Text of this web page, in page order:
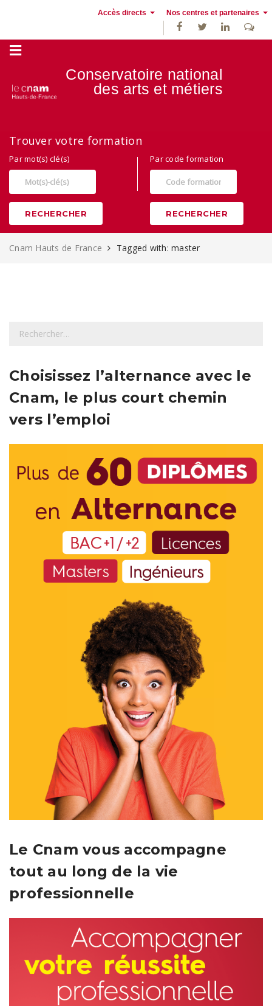
Accès directs Nos centres et partenaires
France
Conservatoire national
des arts et métiers
Trouver votre formation
Par mot(s) clé(s)
RECHERCHER
Par code formation
RECHERCHER
Cnam Hauts de France Tagged with: master
h
r
c
e
Choisissez l’alternance avec le
Cnam, le plus court chemin
vers l’emploi
Le Cnam vous accompagne
tout au long de la vie
professionnelle